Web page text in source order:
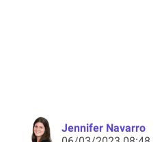
Jennifer Navarro